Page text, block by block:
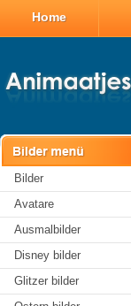
Home
Bilder
Avatare
Ausmalbilder
Disney bilder
Glitzer bilder